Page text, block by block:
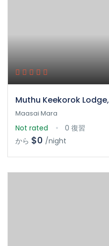
Muthu Keekorok
Maasai Mara
Not rated
0 復習
から $0 /night